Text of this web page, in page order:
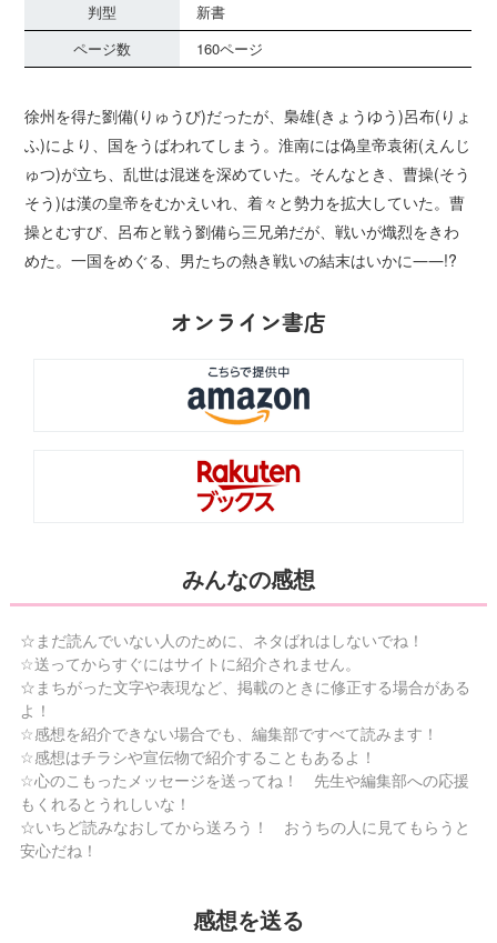
判型
新書
ページ数
160ページ
徐州を得た劉備(りゅうび)だったが、梟雄(きょうゆう)呂布(りょ
ふ)により、国をうばわれてしまう。淮南には偽皇帝袁術(えんじ
ゅつ)が立ち、乱世は混迷を深めていた。そんなとき、曹操(そう
そう)は漢の皇帝をむかえいれ、着々と勢力を拡大していた。曹
操とむすび、呂布と戦う劉備ら三兄弟だが、戦いが熾烈をきわ
めた。一国をめぐる、男たちの熱き戦いの結末はいかに――!?
オンライン書店
みんなの感想
☆まだ読んでいない人のために、ネタばれはしないでね！
☆送ってからすぐにはサイトに紹介されません。
☆まちがった文字や表現など、掲載のときに修正する場合がある
よ！
☆感想を紹介できない場合でも、編集部ですべて読みます！
☆感想はチラシや宣伝物で紹介することもあるよ！
☆心のこもったメッセージを送ってね！ 先生や編集部への応援
もくれるとうれしいな！
☆いちど読みなおしてから送ろう！ おうちの人に見てもらうと
安心だね！
感想を送る